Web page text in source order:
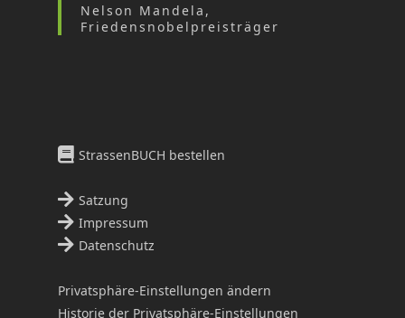
Nelson Mandela,
Friedensnobelpreisträger
StrassenBUCH bestellen
Satzung
Impressum
Datenschutz
Privatsphäre-Einstellungen ändern
Historie der Privatsphäre-Einstellungen